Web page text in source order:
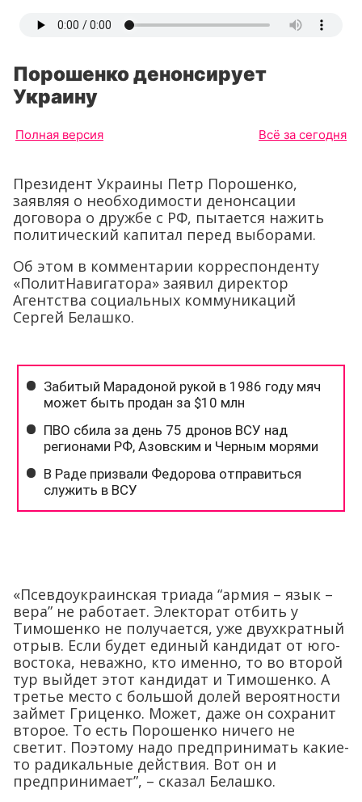
Порошенко денонсирует
Украину
Полная версия Всё за сегодня
Президент Украины Петр Порошенко,
заявляя о необходимости денонсации
договора о дружбе с РФ, пытается нажить
политический капитал перед выборами.
Об этом в комментарии корреспонденту
«ПолитНавигатора» заявил директор
Агентства социальных коммуникаций
Сергей Белашко.
«Псевдоукраинская триада “армия – язык –
вера” не работает. Электорат отбить у
Тимошенко не получается, уже двухкратный
отрыв. Если будет единый кандидат от юго-
востока, неважно, кто именно, то во второй
тур выйдет этот кандидат и Тимошенко. А
третье место с большой долей вероятности
займет Гриценко. Может, даже он сохранит
второе. То есть Порошенко ничего не
светит. Поэтому надо предпринимать какие-
то радикальные действия. Вот он и
предпринимает”, – сказал Белашко.